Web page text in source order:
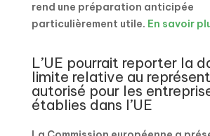
rend une préparation anticipée
particulièrement utile. En savoir
L’UE pourrait reporter la
limite relative au
autorisé pour les
établies dans l’UE